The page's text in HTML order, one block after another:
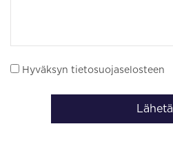
Hyväksyn tietosuojaselosteen
Lähetä